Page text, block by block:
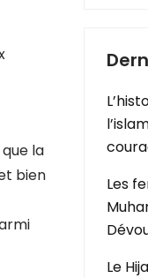
la
bien
Les
Le